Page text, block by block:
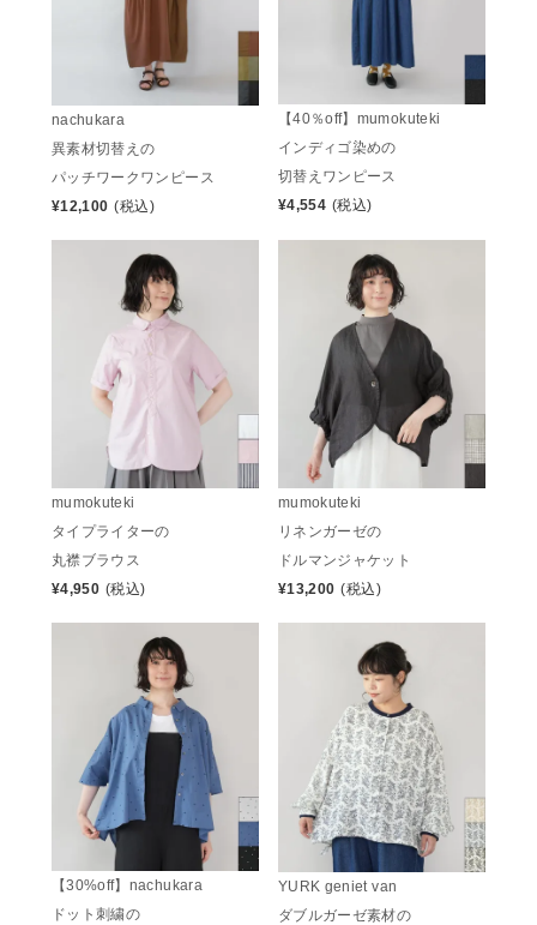
nachukara
異素材切替えの
パッチワークワンピース
¥12,100 (税込)
【40％off】mumokuteki
インディゴ染めの
切替えワンピース
¥4,554 (税込)
mumokuteki
タイプライターの
丸襟ブラウス
¥4,950 (税込)
mumokuteki
リネンガーゼの
ドルマンジャケット
¥13,200 (税込)
【30%off】nachukara
ドット刺繍の
YURK geniet van
ダブルガーゼ素材の